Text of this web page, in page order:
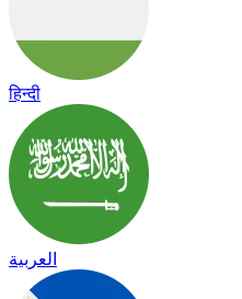
हिन्दी
العربية